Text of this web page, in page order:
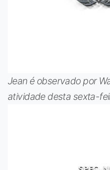
Jean é observado por
atividade desta sexta-